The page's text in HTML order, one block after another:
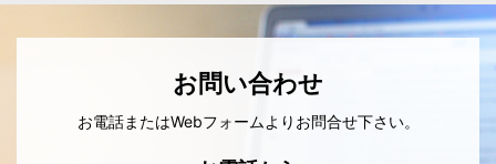
お問い合わせ
お電話またはWebフォームよりお問合せ下さい。